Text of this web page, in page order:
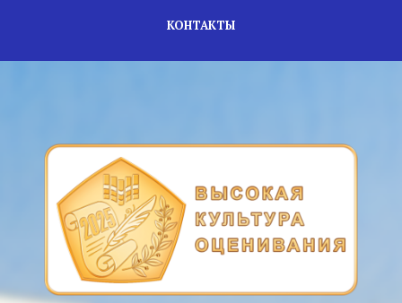
КОНТАКТЫ